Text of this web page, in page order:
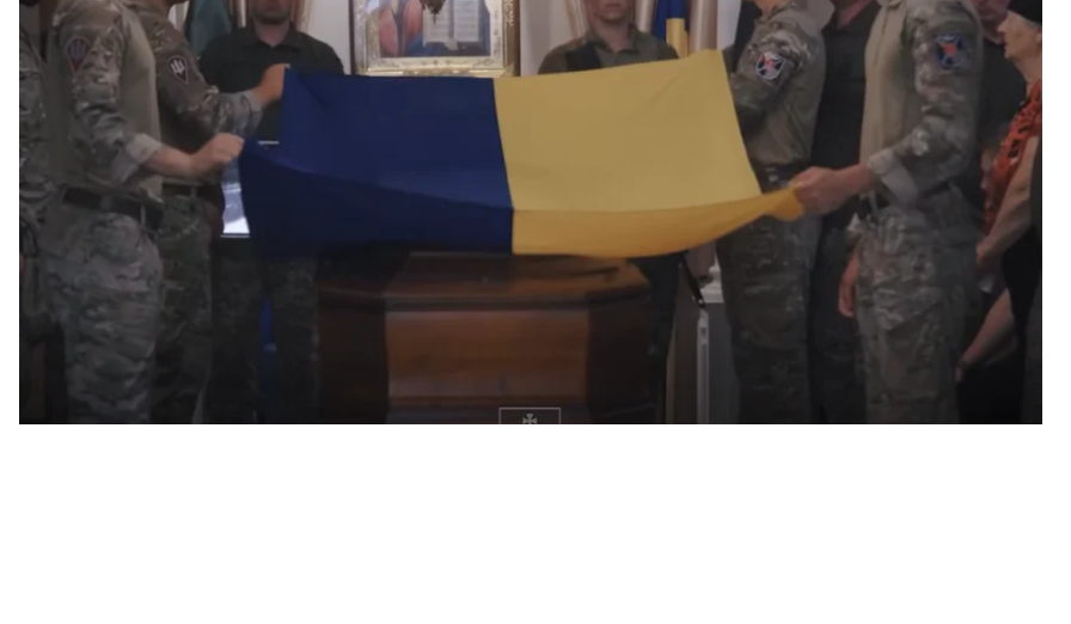
На прощання до рідного міста Кононнікова прибули ті, хто знав командира упродовж багатьох років
військової служби.
Останню шану полковнику віддали численні представники командувань бригад Сухопутних і
Десантно-штурмових військ, представники підрозділів психологічної підтримки персоналу 16 та 17
армійських корпусів, а також начальник Головного управління психологічної підтримки персоналу
Збройних сил України полковник Андрій Мартинов.